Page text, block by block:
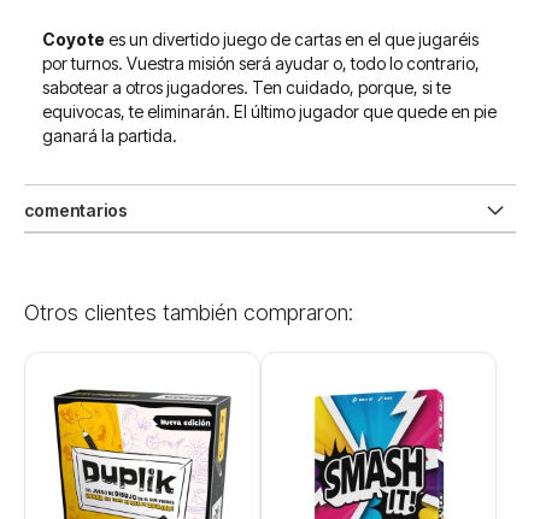
Coyote es un divertido juego de cartas en el que jugaréis
por turnos. Vuestra misión será ayudar o, todo lo contrario,
sabotear a otros jugadores. Ten cuidado, porque, si te
equivocas, te eliminarán. El último jugador que quede en pie
ganará la partida.
comentarios
Otros clientes también compraron: